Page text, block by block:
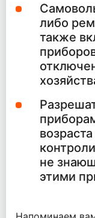
либо
также
не
этими